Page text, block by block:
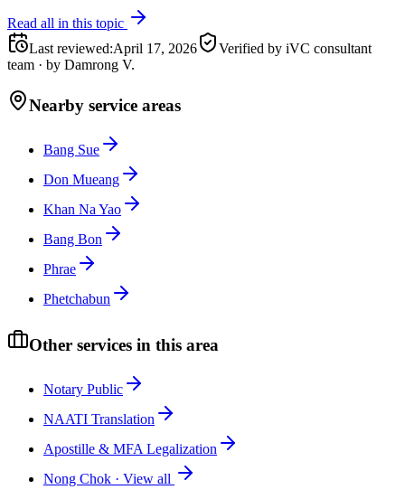
Read all in this topic
Last reviewed:April 17, 2026
Verified by iVC consultant
team · by Damrong V.
Nearby service areas
Bang Sue
Don Mueang
Khan Na Yao
Bang Bon
Phrae
Phetchabun
Other services in this area
Notary Public
NAATI Translation
Apostille & MFA Legalization
Nong Chok · View all